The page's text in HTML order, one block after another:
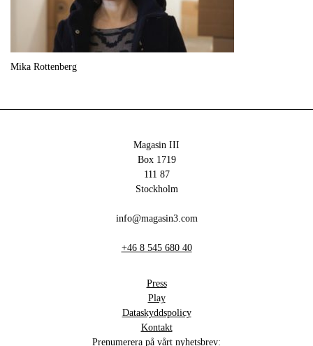
Mika Rottenberg
Magasin III
Box 1719
111 87
Stockholm
info@magasin3.com
+46 8 545 680 40
Press
Play
Dataskyddspolicy
Kontakt
Prenumerera på vårt nyhetsbrev: